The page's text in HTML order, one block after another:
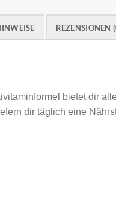
REZENSIONEN
bietet dir
dir täglich eine